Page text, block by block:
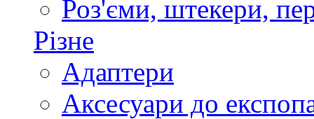
Роз'єми, штекери,
Різне
Адаптери
Аксесуари до